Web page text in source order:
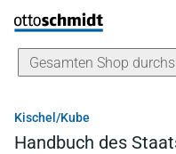
Direkt zum Inhalt
Kischel/Kube
Handbuch des